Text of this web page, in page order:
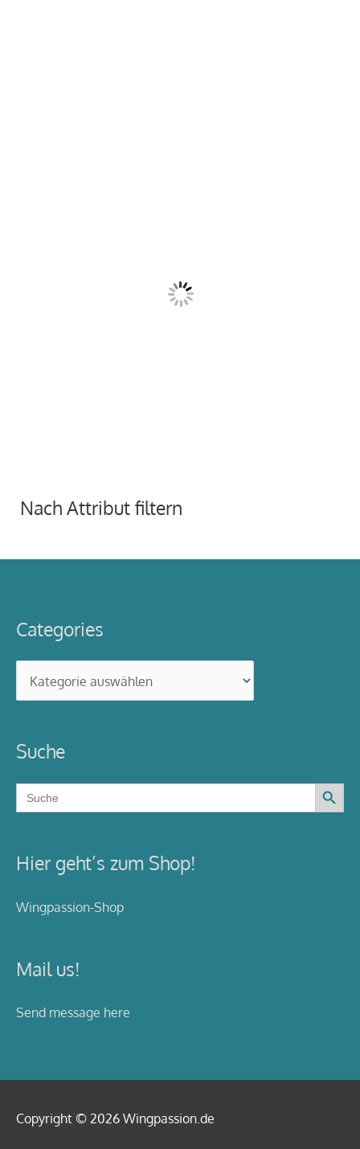
Nach Attribut filtern
Categories
Suche
Search
for:
Search Button
Hier geht’s zum Shop!
Wingpassion-Shop
Mail us!
Send message here
Copyright © 2026Wingpassion.de